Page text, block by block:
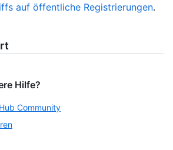
auf öffentliche Registrierungen.
Hilfe?
Community